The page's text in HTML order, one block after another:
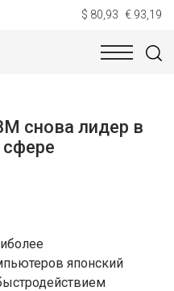
$ 80,93 € 93,19
снова лидер в
японский